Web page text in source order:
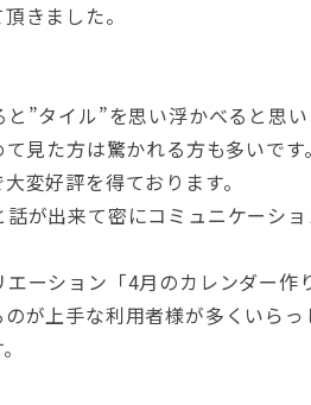
きました。
”タイル”を思い浮かべると思
見た方は驚かれる方も多いで
変好評を得ております。
が出来て密にコミュニケーシ
ーション「4月のカレンダー
が上手な利用者様が多くいら